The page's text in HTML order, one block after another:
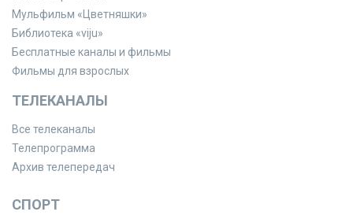
Мульфильм «Цветняшки»
Библиотека «viju»
Бесплатные каналы и фильмы
Фильмы для взрослых
ТЕЛЕКАНАЛЫ
Все телеканалы
Телепрограмма
Архив телепередач
СПОРТ